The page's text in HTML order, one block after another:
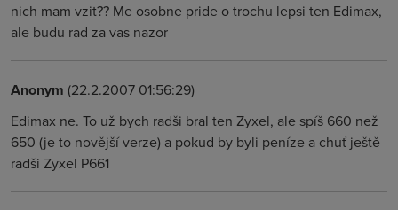
nich mam vzit?? Me osobne pride o trochu lepsi ten Edimax,
ale budu rad za vas nazor
Anonym (22.2.2007 01:56:29)
Edimax ne. To už bych radši bral ten Zyxel, ale spíš 660 než
650 (je to novější verze) a pokud by byli peníze a chuť ještě
radši Zyxel P661